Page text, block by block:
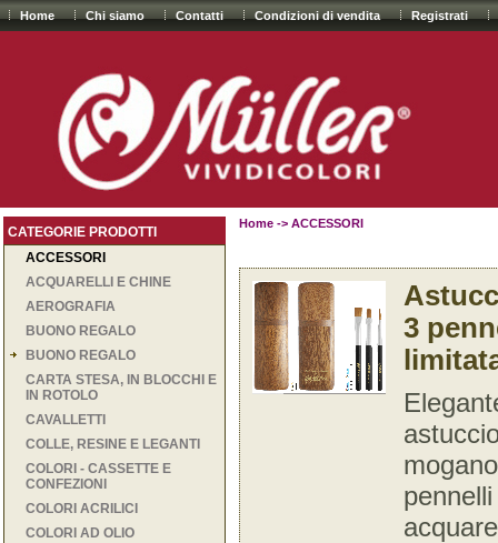
Home Chi siamo Contatti Condizioni di vendita Registrati
CATEGORIE PRODOTTI
ACCESSORI
ACQUARELLI E CHINE
AEROGRAFIA
BUONO REGALO
BUONO REGALO
CARTA STESA, IN BLOCCHI E
IN ROTOLO
CAVALLETTI
COLLE, RESINE E LEGANTI
COLORI - CASSETTE E
CONFEZIONI
COLORI ACRILICI
COLORI AD OLIO
Home -> ACCESSORI
3